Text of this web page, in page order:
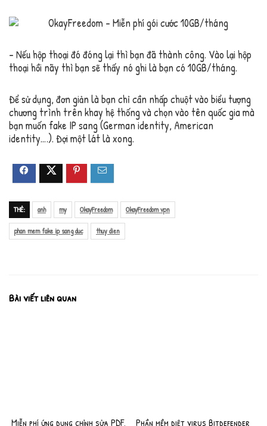
– Nếu hộp thoại đó đóng lại thì bạn đã thành công. Vào lại hộp
thoại hồi nãy thì bạn sẽ thấy nó ghi là bạn có 10GB/tháng.
Để sử dụng, đơn giản là bạn chỉ cần nhấp chuột vào biểu tượng
chương trình trên khay hệ thống và chọn vào tên quốc gia mà
bạn muốn fake IP sang (German identity, American
identity….). Đợi một lát là xong.
THẺ: anh my OkayFreedom OkayFreedom vpn
phan mem fake ip sang duc thuy dien
Bài viết liên quan
Miễn phí ứng dụng chỉnh sửa PDF, Phần mềm diệt virus Bitdefender